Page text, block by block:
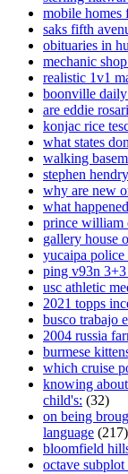
mobile homes
saks fifth
obituaries in
mechanic
realistic 1v1
boonville
are eddie
konjac rice
what states
walking
stephen
why are new
what
prince william
gallery house
yucaipa police
ping v93n 3+3
usc athletic
2021 topps
busco trabajo
2004 russia
burmese
which cruise
knowing about
child's: (32)
on being
language (217)
bloomfield
octave